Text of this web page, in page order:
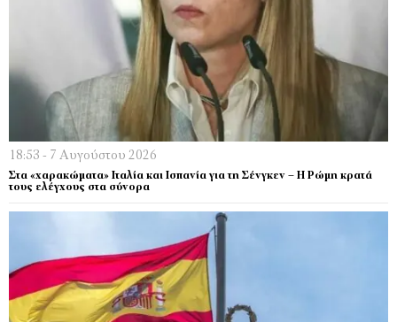
18:53 - 7 Αυγούστου 2026
Στα «χαρακώματα» Ιταλία και Ισπανία για τη Σένγκεν – Η Ρώμη κρατά
τους ελέγχους στα σύνορα